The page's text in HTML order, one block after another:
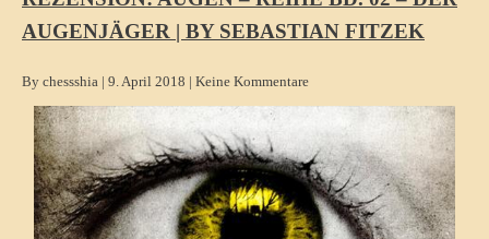
AUGENJÄGER | BY SEBASTIAN FITZEK
By chessshia | 9. April 2018 | Keine Kommentare